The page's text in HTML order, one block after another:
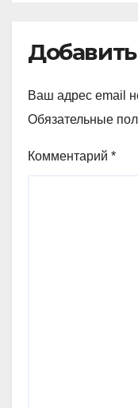
Ваш адрес email
Обязательные
Комментарий *